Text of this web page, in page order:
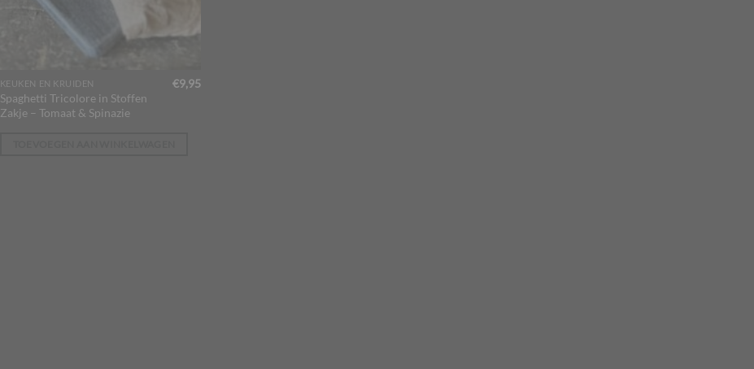
KEUKEN EN KRUIDEN
Spaghetti Tricolore in Stoffen
Zakje – Tomaat & Spinazie
€9,95